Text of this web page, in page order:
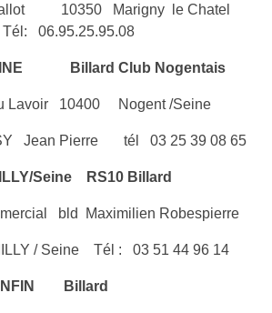
Vallot 10350 Marigny le Chatel
Tél: 06.95.25.95.08
Billard Club Nogentais
Lavoir 10400 Nogent /Seine
Jean Pierre tél 03 25 39 08 65
Seine RS10 Billard
bld Maximilien Robespierre
/ Seine Tél : 03 51 44 96 14
Billard